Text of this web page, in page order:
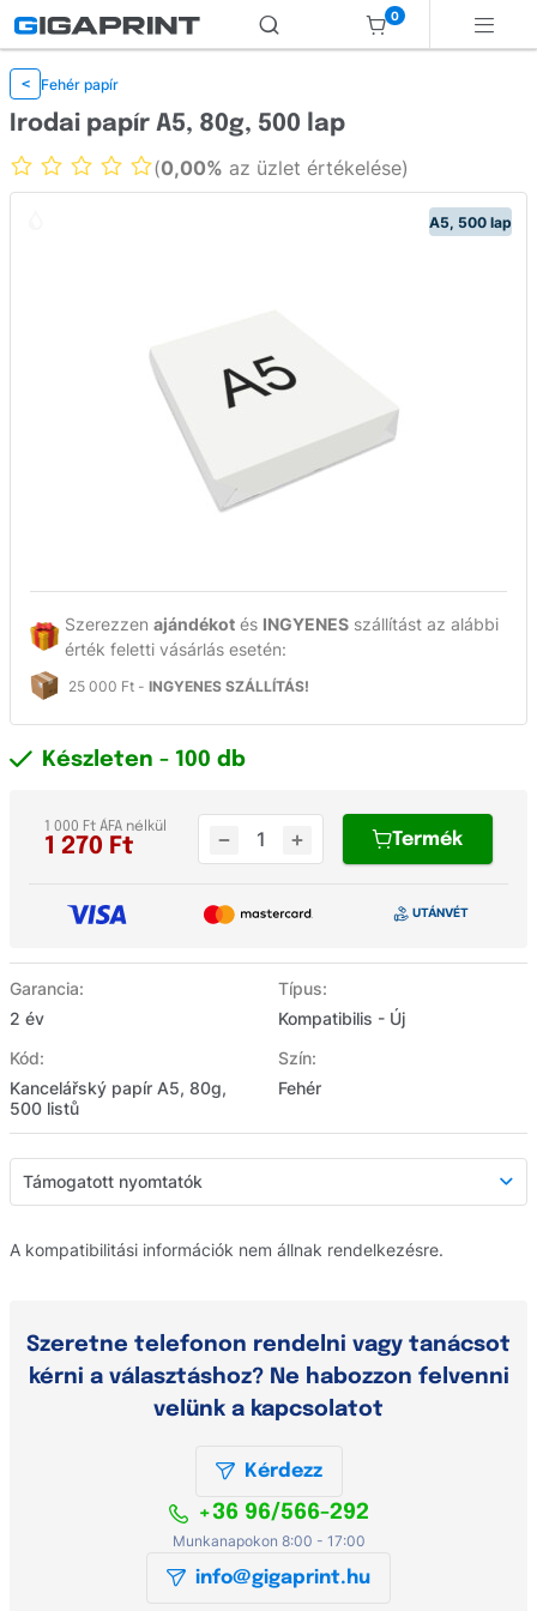
0
< Fehér papír
A5, 500 lap
Szerezzen ajándékot és INGYENES szállítást az alábbi
érték feletti vásárlás esetén:
25 000 Ft - INGYENES SZÁLLÍTÁS!
Irodai papír A5, 80g, 500 lap
(0,00% az üzlet értékelése)
Garancia:
2 év
Típus:
Kompatibilis - Új
Kód:
Kancelářský papír A5, 80g,
500 listů
Szín:
Fehér
Készleten - 100 db
1 270 Ft
1 000 Ft ÁFA nélkül
Termék
Támogatott nyomtatók
Kérdezzen
A kompatibilitási információk nem állnak rendelkezésre.
Szeretne telefonon rendelni vagy tanácsot
kérni a választáshoz? Ne habozzon felvenni
velünk a kapcsolatot
Kérdezz
+36 96/566-292
Munkanapokon 8:00 - 17:00
info@gigaprint.hu